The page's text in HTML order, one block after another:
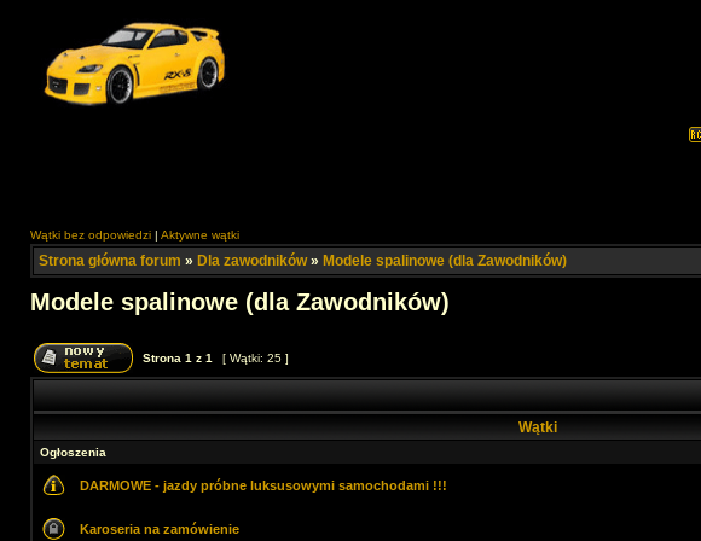
Wątki bez odpowiedzi | Aktywne wątki
Strona główna forum » Dla zawodników» Modele spalinowe (dla Zawodników)
Modele spalinowe (dla Zawodników)
Strona 1 z 1 [ Wątki: 25 ]
Wątki
Ogłoszenia
DARMOWE - jazdy próbne luksusowymi samochodami !!!
Karoseria na zamówienie